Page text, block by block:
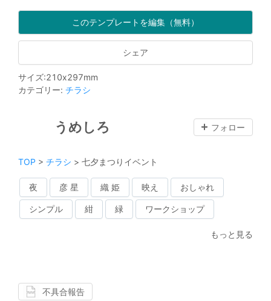
このテンプレートを編集（無料）
シェア
サイズ:210x297mm
カテゴリー: チラシ
うめしろ フォロー
TOP > チラシ > 七夕まつりイベント
夜 彦 星 織 姫 映え おしゃれ
シンプル 紺 緑 ワークショップ
もっと見る
不具合報告